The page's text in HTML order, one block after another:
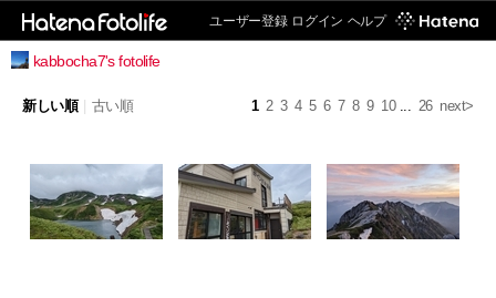
ユーザー登録 ログイン ヘルプ
kabbocha7's fotolife
1 2 3 4 5 6 7 8 9 10... 26 next>
新しい順 古い順